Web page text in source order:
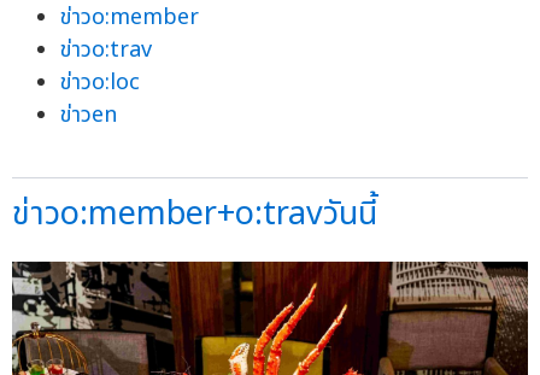
ข่าวo:member
ข่าวo:trav
ข่าวo:loc
ข่าวen
ข่าวo:member+o:travวันนี้